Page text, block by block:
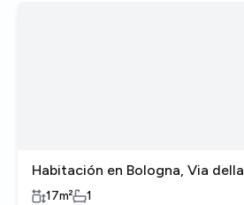
Habitación en Bologna, Via della
Salute
17m² 1